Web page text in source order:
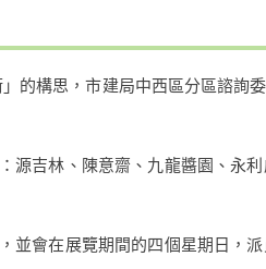
的構思，市建局中西區分區諮詢
源吉林、陳意齋、九龍醬園、永
會在展覽期間的四個星期日，